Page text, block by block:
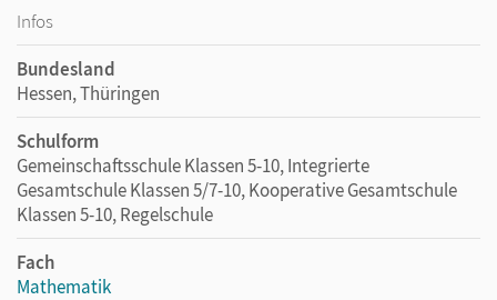
Infos
Bundesland
Hessen, Thüringen
Schulform
Gemeinschaftsschule Klassen 5-10, Integrierte
Gesamtschule Klassen 5/7-10, Kooperative Gesamtschule
Klassen 5-10, Regelschule
Fach
Mathematik